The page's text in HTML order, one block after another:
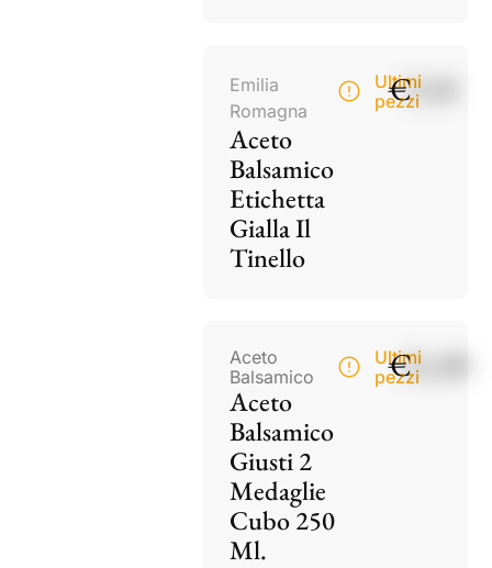
Emilia
Romagna
Aceto
Balsamico
Etichetta
Gialla Il
Tinello
Ultimi
pezzi
€9,50
Aceto
Balsamico
Aceto
Balsamico
Giusti 2
Medaglie
Cubo 250
Ml.
Ultimi
pezzi
€21,00